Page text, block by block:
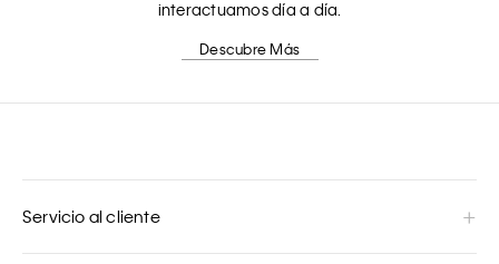
interactuamos día a día.
Descubre Más
Servicio al cliente